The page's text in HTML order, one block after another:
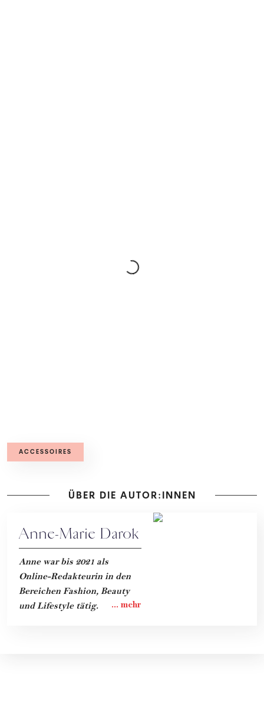
ACCESSOIRES
ÜBER DIE AUTOR:INNEN
Anne-Marie Darok
Anne war bis 2021 als
Online-Redakteurin in den
Bereichen Fashion, Beauty
und Lifestyle tätig.